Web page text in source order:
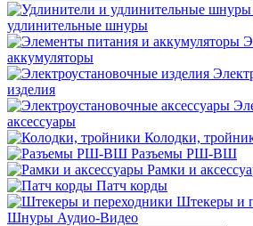
удлинительные шнуры
аккумуляторы
изделия
аксессуары
Колодки,
Разъемы РШ-ВШ
Рамки и
Патч корды
Штекеры и
Шнуры Аудио-Видео